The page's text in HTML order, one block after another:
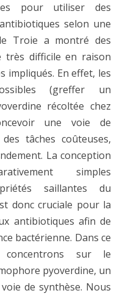
pour utiliser des
selon une
Troie a montré des
très difficile en raison
impliqués. En effet, les
(greffer un
récoltée chez
une voie de
tâches coûteuses,
La conception
simples
saillantes du
donc cruciale pour la
antibiotiques afin de
bactérienne. Dans ce
sur le
pyoverdine, un
de synthèse. Nous